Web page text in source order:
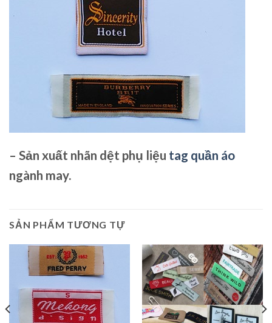
– Sản xuất nhãn dệt phụ liệu tag quần áo
ngành may.
SẢN PHẨM TƯƠNG TỰ